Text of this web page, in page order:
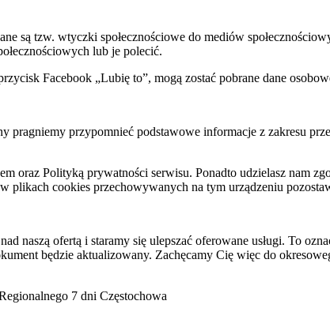
są tzw. wtyczki społecznościowe do mediów
lub je polecić.
Facebook „Lubię to”, mogą zostać pobrane dane
przypomnieć podstawowe informacje z zakresu
oraz Polityką prywatności serwisu. Ponadto udzielasz nam
plikach cookies przechowywanych na tym urządzeniu
naszą ofertą i staramy się ulepszać oferowane usługi. To
będzie aktualizowany. Zachęcamy Cię więc do
7 dni Częstochowa